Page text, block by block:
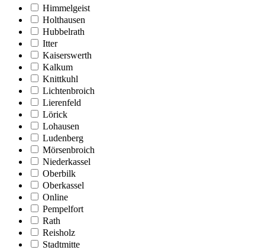
Himmelgeist
Holthausen
Hubbelrath
Itter
Kaiserswerth
Kalkum
Knittkuhl
Lichtenbroich
Lierenfeld
Lörick
Lohausen
Ludenberg
Mörsenbroich
Niederkassel
Oberbilk
Oberkassel
Online
Pempelfort
Rath
Reisholz
Stadtmitte